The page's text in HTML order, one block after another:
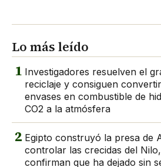
Lo más leído
1 Investigadores resuelven el
reciclaje y consiguen
envases en combustible de
CO2 a la atmósfera
2 Egipto construyó la presa de
controlar las crecidas del
confirman que ha dejado sin